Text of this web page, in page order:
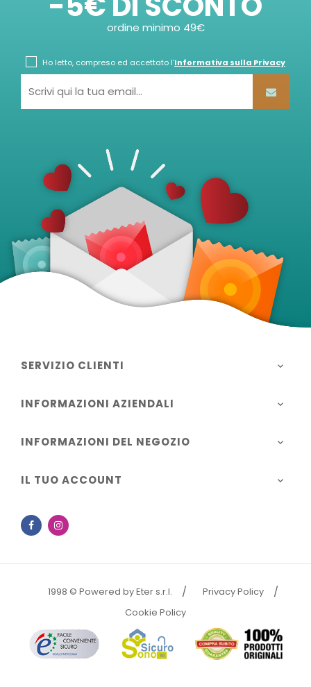
ordine minimo 49€
Ho letto, compreso ed accettato l'Informativa sulla Privacy
SERVIZIO CLIENTI 
INFORMAZIONI AZIENDALI 
INFORMAZIONI DEL NEGOZIO 
IL TUO ACCOUNT 
Facebook
1998 © Powered by Eter s.r.l.
Privacy Policy
Cookie Policy